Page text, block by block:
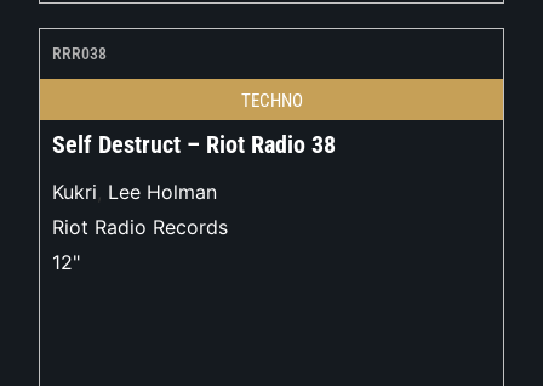
RRR038
TECHNO
Self Destruct – Riot Radio 38
Kukri, Lee Holman
Riot Radio Records
12"